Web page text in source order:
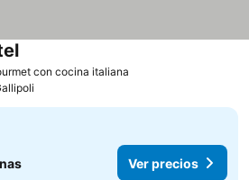
con cocina italiana
Ver precios